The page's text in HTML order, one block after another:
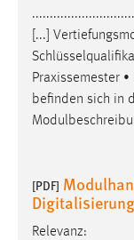
[...]
Praxissemester •
befinden sich in
[PDF]
Digitalisierung
Relevanz: